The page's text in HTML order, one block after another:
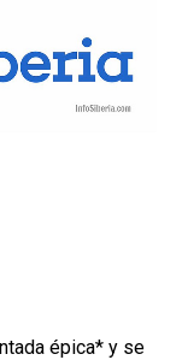
épica* y se